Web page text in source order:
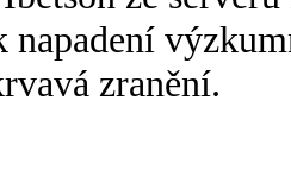
napadení
zranění.